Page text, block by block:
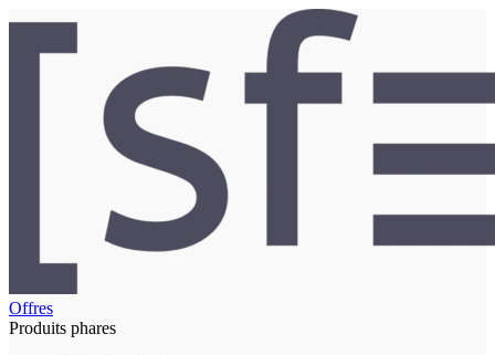
Offres
Produits phares